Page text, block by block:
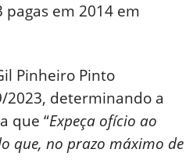
pagas em 2014 em
Pinheiro Pinto
2023, determinando a
que “Expeça ofício ao
que, no prazo máximo de